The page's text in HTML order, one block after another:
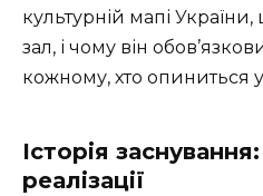
культурній мапі
зал, і чому він
кожному, хто опиниться у
Історія
реалізації